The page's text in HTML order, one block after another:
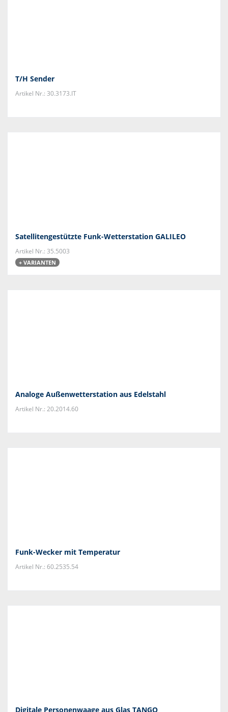
T/H Sender
Artikel Nr.: 30.3173.IT
Satellitengestützte Funk-Wetterstation GALILEO
Artikel Nr.: 35.5003
+ VARIANTEN
Analoge Außenwetterstation aus Edelstahl
Artikel Nr.: 20.2014.60
Funk-Wecker mit Temperatur
Artikel Nr.: 60.2535.54
Digitale Personenwaage aus Glas TANGO